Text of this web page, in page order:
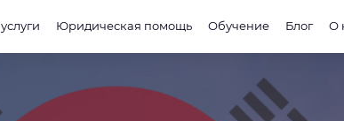
Юридическая помощь Обучение Блог О